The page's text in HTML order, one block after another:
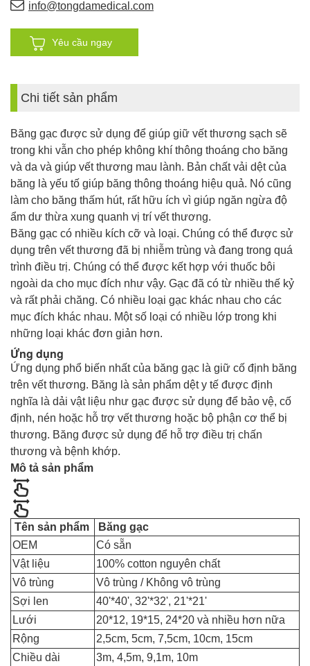
nhiều lớp trong khi những loại khác đơn giản hơn.
info@tongdamedical.com
Yêu cầu ngay
Chi tiết sản phẩm
Băng gạc được sử dụng để giúp giữ vết thương sạch sẽ
trong khi vẫn cho phép không khí thông thoáng cho băng
và da và giúp vết thương mau lành. Bản chất vải dệt của
băng là yếu tố giúp băng thông thoáng hiệu quả. Nó cũng
làm cho băng thấm hút, rất hữu ích vì giúp ngăn ngừa độ
ẩm dư thừa xung quanh vị trí vết thương.
Băng gạc có nhiều kích cỡ và loại. Chúng có thể được sử
dụng trên vết thương đã bị nhiễm trùng và đang trong quá
trình điều trị. Chúng có thể được kết hợp với thuốc bôi
ngoài da cho mục đích như vậy. Gạc đã có từ nhiều thế kỷ
và rất phải chăng. Có nhiều loại gạc khác nhau cho các
mục đích khác nhau. Một số loại có nhiều lớp trong khi
những loại khác đơn giản hơn.
Ứng dụng
Ứng dụng phổ biến nhất của băng gạc là giữ cố định băng
trên vết thương. Băng là sản phẩm dệt y tế được định
nghĩa là dải vật liệu như gạc được sử dụng để bảo vệ, cố
định, nén hoặc hỗ trợ vết thương hoặc bộ phận cơ thể bị
thương. Băng được sử dụng để hỗ trợ điều trị chấn
thương và bệnh khớp.
Mô tả sản phẩm
Tên sản phẩm
Băng gạc
OEM
Có sẵn
Vật liệu
100% cotton nguyên chất
Vô trùng
Vô trùng / Không vô trùng
Sợi len
40'*40', 32'*32', 21'*21'
Lưới
20*12, 19*15, 24*20 và nhiều hơn nữa
Rộng
2,5cm, 5cm, 7,5cm, 10cm, 15cm
Chiều dài
3m, 4,5m, 9,1m, 10m